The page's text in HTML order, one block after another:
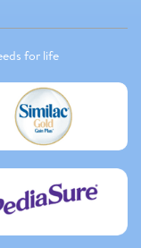
for life